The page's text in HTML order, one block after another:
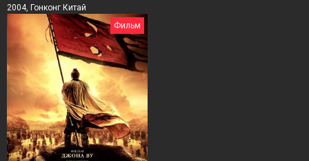
2004, Гонконг Китай
Фильм